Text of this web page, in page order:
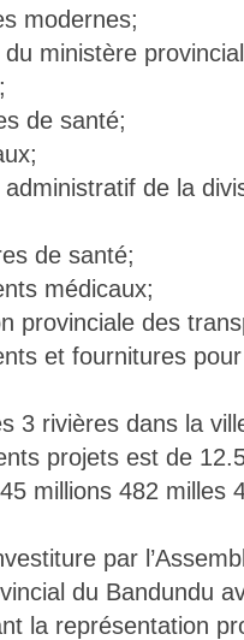
modernes;
ministère
de santé;
de la
de santé;
médicaux;
provinciale des
et fournitures
3 rivières dans la
projets est de
millions 482 milles
par
du Bandundu
la représentation